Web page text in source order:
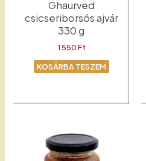
Ghaurved
csicseriborsós ajvár
330 g
1 550Ft
KOSÁRBA TESZEM